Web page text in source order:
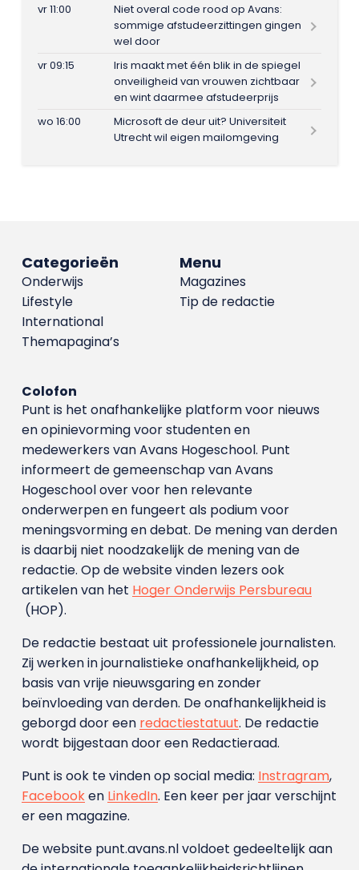
vr 11:00
Niet overal code rood op Avans:
sommige afstudeerzittingen gingen
wel door
vr 09:15
Iris maakt met één blik in de spiegel
onveiligheid van vrouwen zichtbaar
en wint daarmee afstudeerprijs
wo 16:00
Microsoft de deur uit? Universiteit
Utrecht wil eigen mailomgeving
Menu
Magazines
Tip de redactie
Categorieën
Onderwijs
Lifestyle
International
Themapagina’s
Colofon
Punt is het onafhankelijke platform voor nieuws
en opinievorming voor studenten en
medewerkers van Avans Hoge­school. Punt
informeert de gemeenschap van Avans
Hogeschool over voor hen relevante
onderwerpen en fungeert als podium voor
meningsvorming en debat. De mening van derden
is daarbij niet noodzakelijk de mening van de
redactie. Op de website vinden lezers ook
artikelen van het Hoger Onderwijs Persbureau
(HOP).
De redactie bestaat uit professionele journalisten.
Zij werken in journalistieke onafhankelijkheid, op
basis van vrije nieuwsgaring en zonder
beïnvloeding van derden. De onafhankelijkheid is
geborgd door een redactiestatuut. De redactie
wordt bijgestaan door een Redactieraad.
Punt is ook te vinden op social media: Instragram,
Facebooken LinkedIn. Een keer per jaar verschijnt
er een magazine.
De website punt.avans.nl voldoet gedeeltelijk aan